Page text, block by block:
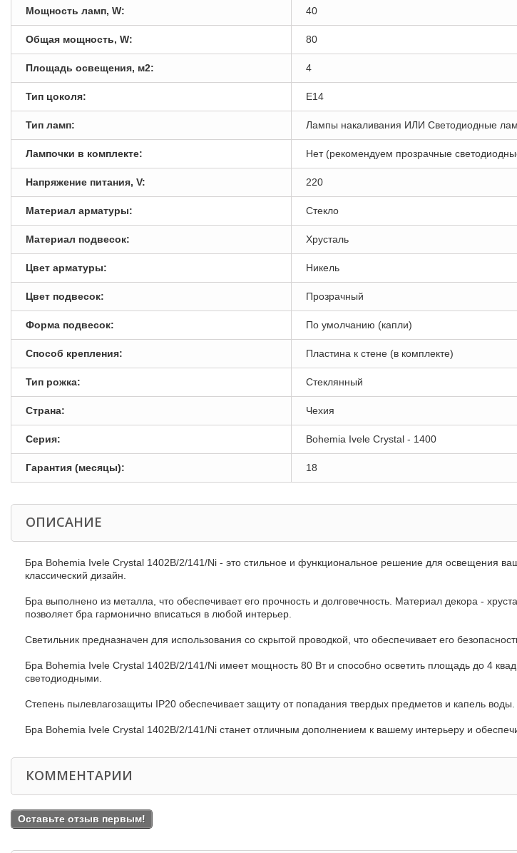
Мощность ламп, W: 40
Общая мощность, W: 80
Площадь освещения, м2: 4
Тип цоколя: E14
Тип ламп: Лампы накаливания ИЛИ Светодиодные
Лампочки в комплекте: Нет (рекомендуем прозрачные
Напряжение питания, V: 220
Материал арматуры: Стекло
Материал подвесок: Хрусталь
Цвет арматуры: Никель
Цвет подвесок: Прозрачный
Форма подвесок: По умолчанию (капли)
Способ крепления: Пластина к стене (в комплекте)
Тип рожка: Стеклянный
Страна: Чехия
Серия: Bohemia Ivele Crystal - 1400
Гарантия (месяцы): 18
ОПИСАНИЕ
Бра Bohemia Ivele Crystal 1402B/2/141/Ni - это стильное и функциональное решение для освещения
классический дизайн.
Бра выполнено из металла, что обеспечивает его прочность и долговечность. Материал декора -
позволяет бра гармонично вписаться в любой интерьер.
Светильник предназначен для использования со скрытой проводкой, что обеспечивает его
Бра Bohemia Ivele Crystal 1402B/2/141/Ni имеет мощность 80 Вт и способно осветить площадь до 4
светодиодными.
Степень пылевлагозащиты IP20 обеспечивает защиту от попадания твердых предметов и капель
Бра Bohemia Ivele Crystal 1402B/2/141/Ni станет отличным дополнением к вашему интерьеру и
КОММЕНТАРИИ
Оставьте отзыв первым!